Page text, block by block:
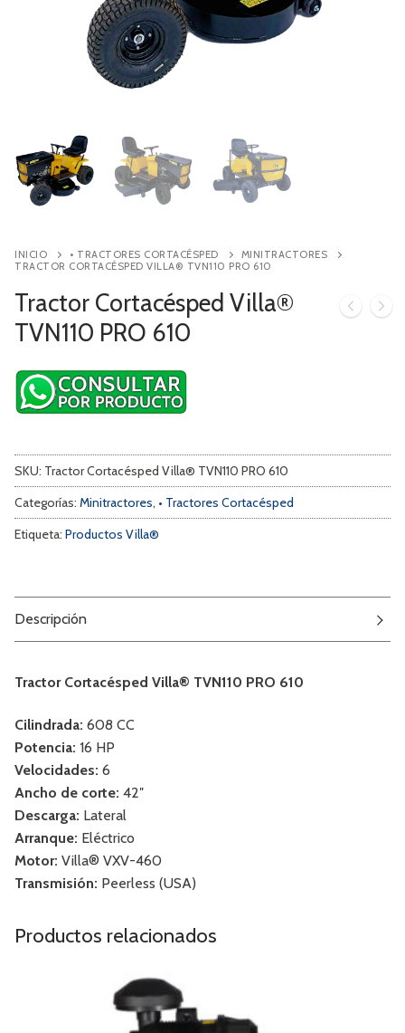
Contacto
INICIO • TRACTORES CORTACÉSPED
MINITRACTORES
TRACTOR CORTACÉSPED VILLA® TVN110 PRO 610
Tractor Cortacésped Villa®
TVN110 PRO 610
SKU: Tractor Cortacésped Villa® TVN110 PRO 610
Categorías: Minitractores, • Tractores Cortacésped
Etiqueta: Productos Villa®
Descripción
Tractor Cortacésped Villa® TVN110 PRO 610
Cilindrada: 608 CC
Potencia: 16 HP
Velocidades: 6
Ancho de corte: 42″
Descarga: Lateral
Arranque: Eléctrico
Motor: Villa® VXV-460
Transmisión: Peerless (USA)
Productos relacionados